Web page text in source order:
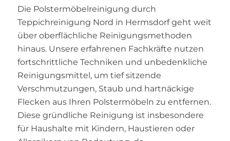
Die Polstermöbelreinigung durch
Teppichreinigung Nord in Hermsdorf geht weit
über oberflächliche Reinigungsmethoden
hinaus. Unsere erfahrenen Fachkräfte nutzen
fortschrittliche Techniken und unbedenkliche
Reinigungsmittel, um tief sitzende
Verschmutzungen, Staub und hartnäckige
Flecken aus Ihren Polstermöbeln zu entfernen.
Diese gründliche Reinigung ist insbesondere
für Haushalte mit Kindern, Haustieren oder